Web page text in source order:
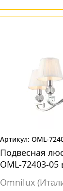
OML-
Подвесная
OML-72403-
Omnilux